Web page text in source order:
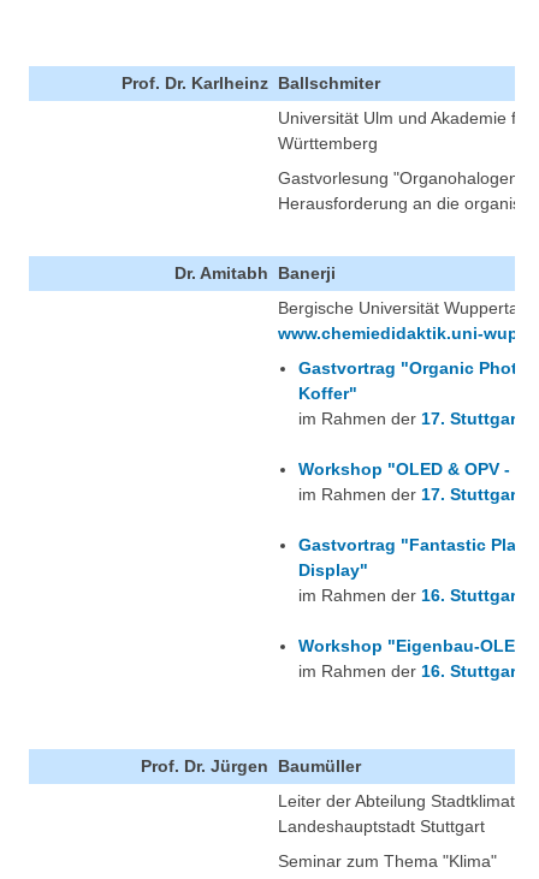
Prof. Dr. Karlheinz Ballschmiter
Universität Ulm und Akademie
Württemberg
Gastvorlesung
Herausforderung an die
Dr. Amitabh
Banerji
Bergische Universität Wuppertal
www.chemiedidaktik.uni-
Gastvortrag "Organic
Koffer"
im Rahmen der 17.
Workshop "OLED & OPV -
im Rahmen der 17.
Gastvortrag "Fantastic
Display"
im Rahmen der 16.
Workshop "Eigenbau-
im Rahmen der 16.
Prof. Dr. Jürgen
Baumüller
Leiter der Abteilung
Landeshauptstadt Stuttgart
Seminar zum Thema "Klima"